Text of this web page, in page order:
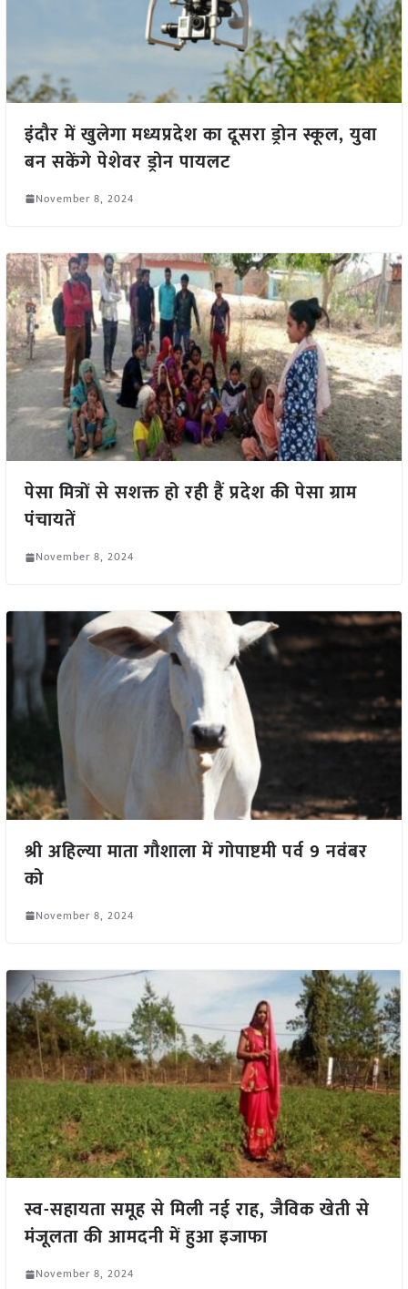
इंदौर में खुलेगा मध्यप्रदेश का दूसरा ड्रोन स्कूल, युवा
बन सकेंगे पेशेवर ड्रोन पायलट
November 8, 2024
पेसा मित्रों से सशक्त हो रही हैं प्रदेश की पेसा ग्राम
पंचायतें
November 8, 2024
श्री अहिल्या माता गौशाला में गोपाष्टमी पर्व 9 नवंबर
को
November 8, 2024
स्व-सहायता समूह से मिली नई राह, जैविक खेती से
मंजूलता की आमदनी में हुआ इजाफा
November 8, 2024